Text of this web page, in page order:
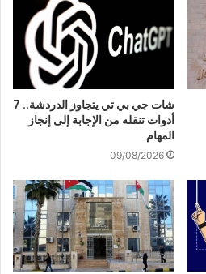
شات جي بي تي يتجاوز الدردشة.. 7
أدوات تنقله من الإجابة إلى إنجاز
المهام
09/08/2026